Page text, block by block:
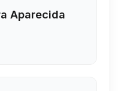
Aparecida